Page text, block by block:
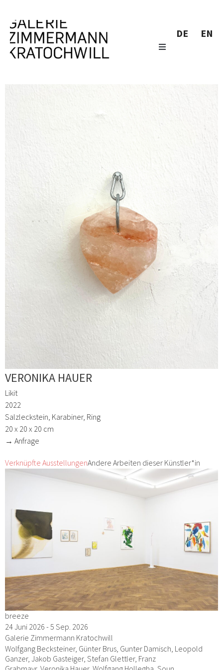
DE EN
VERONIKA HAUER
Likit
2022
Salzleckstein, Karabiner, Ring
20 x 20 x 20 cm
→ Anfrage
Verknüpfte AusstellungenAndere Arbeiten dieser Künstler*in
breeze
24 Juni 2026 - 5 Sep. 2026
Galerie Zimmermann Kratochwill
Wolfgang Becksteiner, Günter Brus, Gunter Damisch, Leopold
Ganzer, Jakob Gasteiger, Stefan Glettler, Franz